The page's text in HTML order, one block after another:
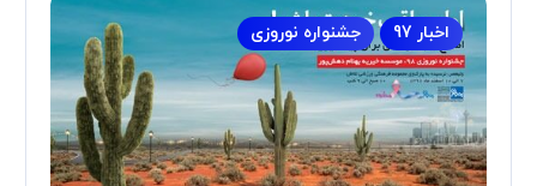
اخبار 97 جشنواره نوروزی